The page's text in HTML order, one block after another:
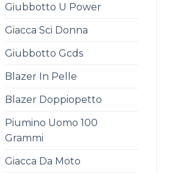
Giubbotto U Power
Giacca Sci Donna
Giubbotto Gcds
Blazer In Pelle
Blazer Doppiopetto
Piumino Uomo 100
Grammi
Giacca Da Moto